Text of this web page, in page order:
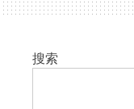
教
搜索